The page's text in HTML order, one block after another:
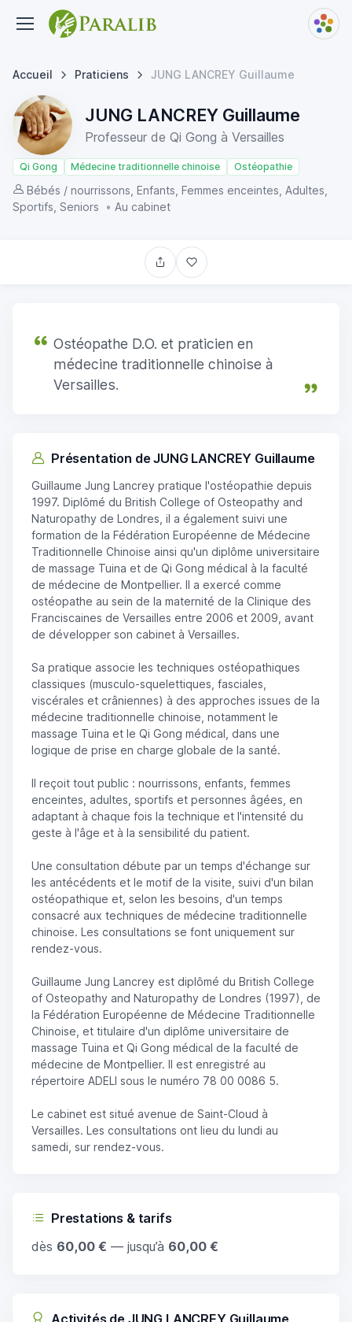
Accueil Praticiens JUNG LANCREY Guillaume
JUNG LANCREY Guillaume
Professeur de Qi Gong à Versailles
Qi Gong Médecine traditionnelle chinoise Ostéopathie
Bébés / nourrissons, Enfants, Femmes enceintes, Adultes,
Sportifs, Seniors
• Au cabinet
Ostéopathe D.O. et praticien en
médecine traditionnelle chinoise à
Versailles.
Présentation de JUNG LANCREY Guillaume
Guillaume Jung Lancrey pratique l'ostéopathie depuis
1997. Diplômé du British College of Osteopathy and
Naturopathy de Londres, il a également suivi une
formation de la Fédération Européenne de Médecine
Traditionnelle Chinoise ainsi qu'un diplôme universitaire
de massage Tuina et de Qi Gong médical à la faculté
de médecine de Montpellier. Il a exercé comme
ostéopathe au sein de la maternité de la Clinique des
Franciscaines de Versailles entre 2006 et 2009, avant
de développer son cabinet à Versailles.
Sa pratique associe les techniques ostéopathiques
classiques (musculo-squelettiques, fasciales,
viscérales et crâniennes) à des approches issues de la
médecine traditionnelle chinoise, notamment le
massage Tuina et le Qi Gong médical, dans une
logique de prise en charge globale de la santé.
Il reçoit tout public : nourrissons, enfants, femmes
enceintes, adultes, sportifs et personnes âgées, en
adaptant à chaque fois la technique et l'intensité du
geste à l'âge et à la sensibilité du patient.
Une consultation débute par un temps d'échange sur
les antécédents et le motif de la visite, suivi d'un bilan
ostéopathique et, selon les besoins, d'un temps
consacré aux techniques de médecine traditionnelle
chinoise. Les consultations se font uniquement sur
rendez-vous.
Guillaume Jung Lancrey est diplômé du British College
of Osteopathy and Naturopathy de Londres (1997), de
la Fédération Européenne de Médecine Traditionnelle
Chinoise, et titulaire d'un diplôme universitaire de
massage Tuina et Qi Gong médical de la faculté de
médecine de Montpellier. Il est enregistré au
répertoire ADELI sous le numéro 78 00 0086 5.
Le cabinet est situé avenue de Saint-Cloud à
Versailles. Les consultations ont lieu du lundi au
samedi, sur rendez-vous.
Prestations & tarifs
dès 60,00 € — jusqu’à 60,00 €
Activités de JUNG LANCREY Guillaume